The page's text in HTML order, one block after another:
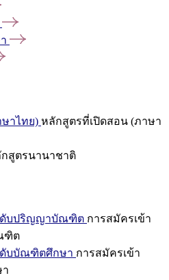
าไทย) หลักสูตรที่เปิดสอน (ภาษา
สูตรนานาชาติ
ดับปริญญาบัณฑิต การสมัครเข้า
ฑิต
ดับบัณฑิตศึกษา การสมัครเข้า